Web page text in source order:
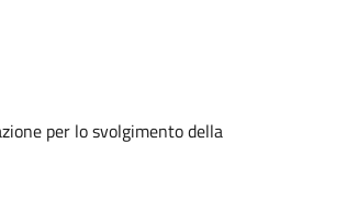
per lo svolgimento della